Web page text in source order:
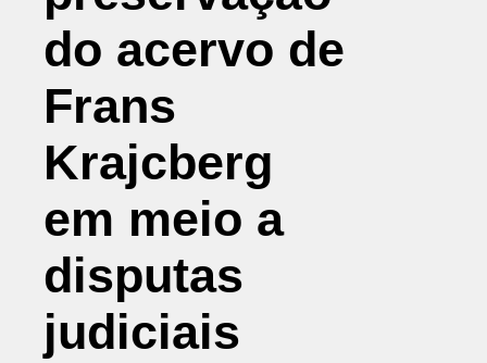
do acervo de
Frans
Krajcberg
em meio a
disputas
judiciais